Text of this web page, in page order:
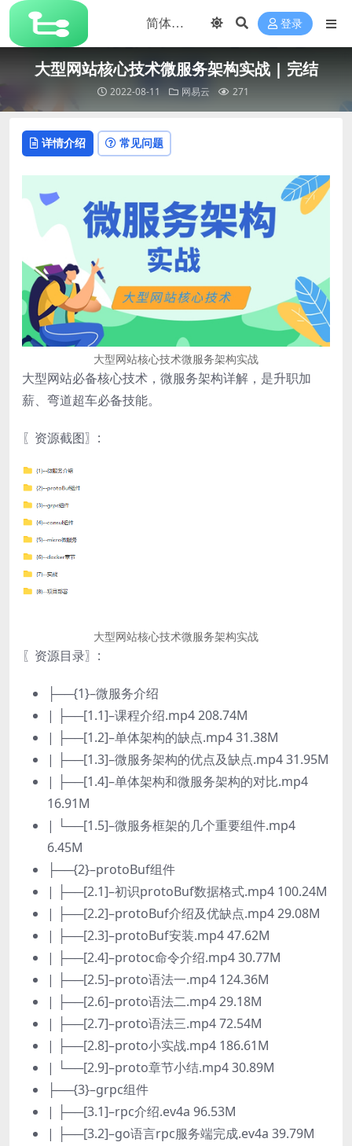
登录
大型网站核心技术微服务架构实战 | 完结
2022-08-11 网易云 271
详情介绍 常见问题
大型网站核心技术微服务架构实战
大型网站必备核心技术，微服务架构详解，是升职加
薪、弯道超车必备技能。
〖资源截图〗:
大型网站核心技术微服务架构实战
〖资源目录〗:
├──{1}–微服务介绍
| ├──[1.1]–课程介绍.mp4 208.74M
| ├──[1.2]–单体架构的缺点.mp4 31.38M
| ├──[1.3]–微服务架构的优点及缺点.mp4 31.95M
| ├──[1.4]–单体架构和微服务架构的对比.mp4
16.91M
| └──[1.5]–微服务框架的几个重要组件.mp4
6.45M
├──{2}–protoBuf组件
| ├──[2.1]–初识protoBuf数据格式.mp4 100.24M
| ├──[2.2]–protoBuf介绍及优缺点.mp4 29.08M
| ├──[2.3]–protoBuf安装.mp4 47.62M
| ├──[2.4]–protoc命令介绍.mp4 30.77M
| ├──[2.5]–proto语法一.mp4 124.36M
| ├──[2.6]–proto语法二.mp4 29.18M
| ├──[2.7]–proto语法三.mp4 72.54M
| ├──[2.8]–proto小实战.mp4 186.61M
| └──[2.9]–proto章节小结.mp4 30.89M
├──{3}–grpc组件
| ├──[3.1]–rpc介绍.ev4a 96.53M
| ├──[3.2]–go语言rpc服务端完成.ev4a 39.79M